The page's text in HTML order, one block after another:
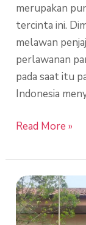
merupakan
tercinta ini.
melawan
perlawanan
pada saat itu
Indonesia
Read More »
Perayaan
Hari
Pahlawan